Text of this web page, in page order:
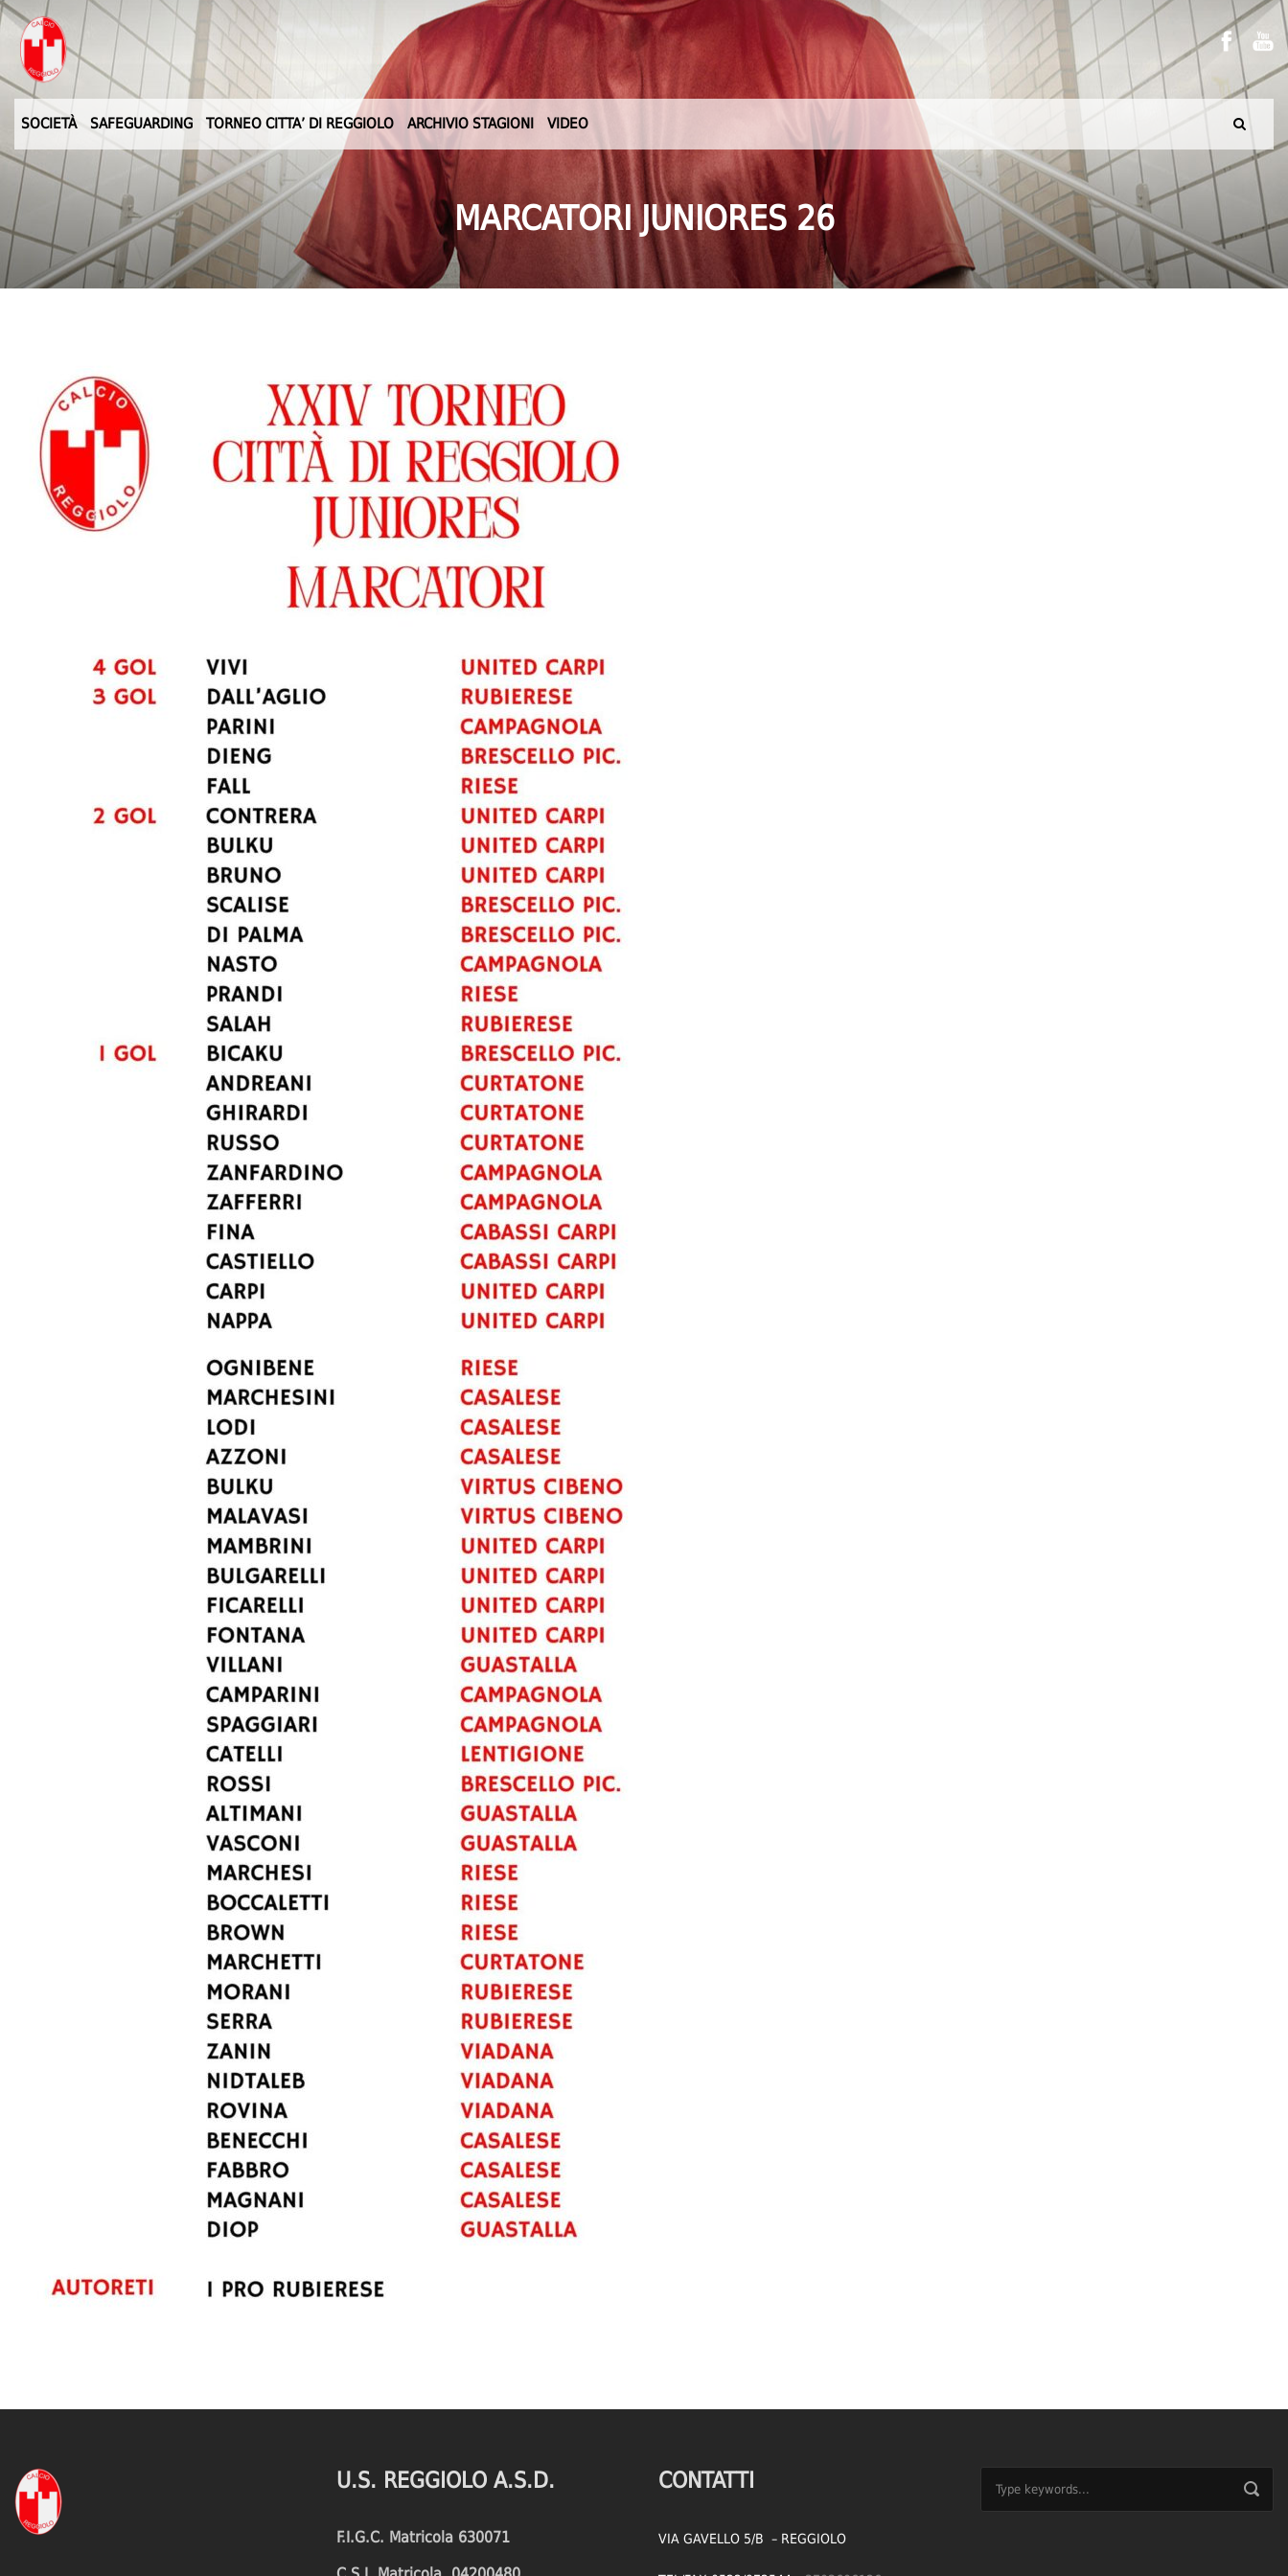
SOCIETÀ SAFEGUARDING TORNEO CITTA’ DI REGGIOLO ARCHIVIO STAGIONI VIDEO
MARCATORI JUNIORES 26
U.S. REGGIOLO A.S.D.
F.I.G.C. Matricola 630071
CONTATTI
VIA GAVELLO 5/B – REGGIOLO